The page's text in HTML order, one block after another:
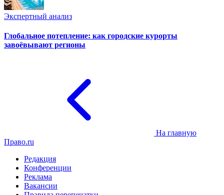
Экспертный анализ
Глобальное потепление: как городские курорты
завоёвывают регионы
На главную
Право.ru
Редакция
Конференции
Реклама
Вакансии